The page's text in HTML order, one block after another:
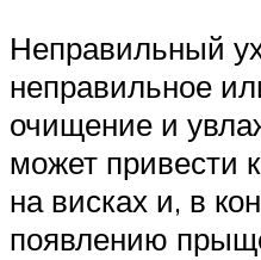
Неправильный
неправильное
очищение и
может привести
на висках и, в
появлению